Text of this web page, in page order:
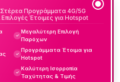
Στέρεα Προγράμματα 4G/5G
Έτοιμες για Hotspot
✓
Μεγαλύτερη Επιλογή
Παρόχων
✓
Προγράμματα Έτοιμα για
Hotspot
✓
Καλύτερη Ισορροπία
Ταχύτητας & Τιμής